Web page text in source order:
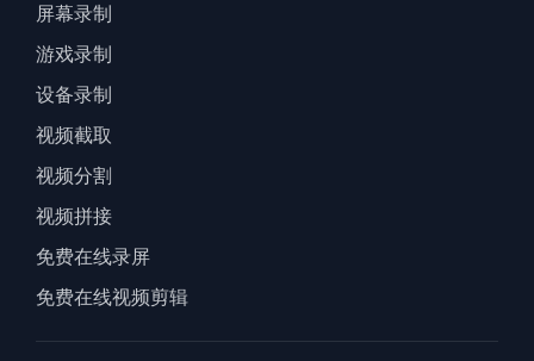
屏幕录制
游戏录制
设备录制
视频截取
视频分割
视频拼接
免费在线录屏
免费在线视频剪辑